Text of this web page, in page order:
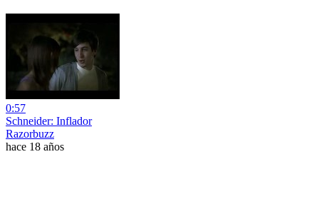
0:57
Schneider: Inflador
Razorbuzz
hace 18 años